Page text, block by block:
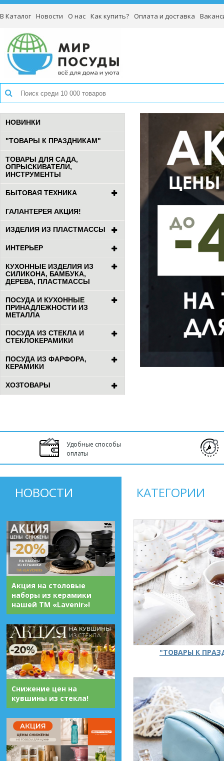
В Каталог Новости О нас Как купить? Оплата и доставка
НОВИНКИ
"ТОВАРЫ К ПРАЗДНИКАМ"
ТОВАРЫ ДЛЯ САДА,
ОПРЫСКИВАТЕЛИ,
ИНСТРУМЕНТЫ
БЫТОВАЯ ТЕХНИКА
ГАЛАНТЕРЕЯ АКЦИЯ!
ИЗДЕЛИЯ ИЗ ПЛАСТМАССЫ
ИНТЕРЬЕР
КУХОННЫЕ ИЗДЕЛИЯ ИЗ
СИЛИКОНА, БАМБУКА,
ДЕРЕВА, ПЛАСТМАССЫ
ПОСУДА И КУХОННЫЕ
ПРИНАДЛЕЖНОСТИ ИЗ
МЕТАЛЛА
ПОСУДА ИЗ СТЕКЛА И
СТЕКЛОКЕРАМИКИ
ПОСУДА ИЗ ФАРФОРА,
КЕРАМИКИ
ХОЗТОВАРЫ
Удобные способы
оплаты
НОВОСТИ
Акция на столовые
наборы из керамики
нашей ТМ «Lavenir»!
Снижение цен на
кувшины из стекла!
КАТЕГОРИИ
"ТОВАРЫ К